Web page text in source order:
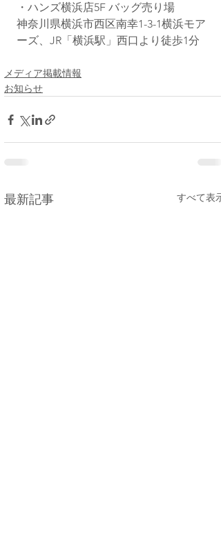
・ハンズ横浜店5F バッグ売り場
神奈川県横浜市西区南幸1-3-1横浜モア
ーズ、JR「横浜駅」西口より徒歩1分
メディア掲載情報
お知らせ
最新記事 すべて表示